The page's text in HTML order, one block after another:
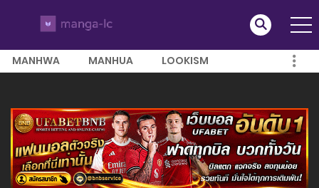
MANHWA MANHUA LOOKISM